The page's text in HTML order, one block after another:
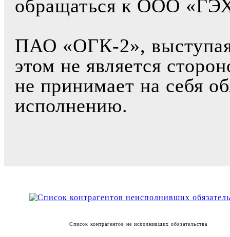
обращаться к ООО
ПАО «ОГК-2», выступая
этом не является
не принимает на себя
исполнению.
Список контрагентов не исполнивших обязательства